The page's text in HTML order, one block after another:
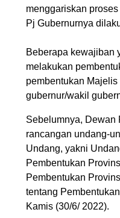
menggariskan
Pj Gubernurnya
Beberapa kewajiban
melakukan
pembentukan
gubernur/wakil
Sebelumnya, Dewan
rancangan undang-
Undang, yakni
Pembentukan
Pembentukan
tentang
Kamis (30/6/ 2022).